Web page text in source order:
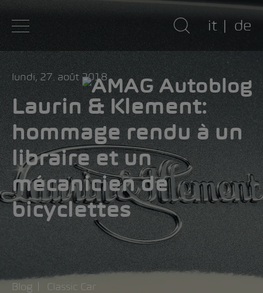
it de
lundi, 27. août 2018
Laurin & Klement:
hommage rendu à un
libraire et un
mécanicien de
bicyclettes
Blog Classic Car